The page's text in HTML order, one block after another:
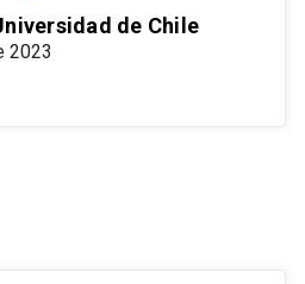
de Chile
2023